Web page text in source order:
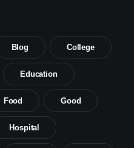
Blog College
Education
Food Good
Hospital